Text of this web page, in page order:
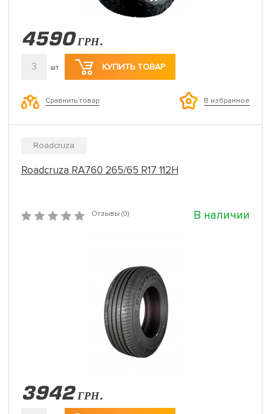
4590 ГРН.
3 шт КУПИТЬ ТОВАР
Сравнить товар В избранное
Roadcruza
Roadcruza RA760 265/65 R17 112H
Отзывы (0) В наличии
3942 ГРН.